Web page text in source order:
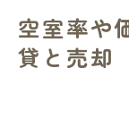
空室率や
貸と売却